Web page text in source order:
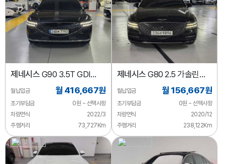
제네시스 G90 3.5T GDI
AWD
월납입금 월 416,667원
초기부담금
0원 ~ 선택사항
차량연식
2022/3
주행거리
73,727Km
제네시스 G80 2.5 가솔린
터보 2WD
월납입금 월 156,667원
초기부담금
0원 ~ 선택사항
차량연식
2020/12
주행거리
238,122Km